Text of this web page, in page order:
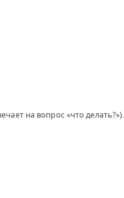
на вопрос «что делать?»).